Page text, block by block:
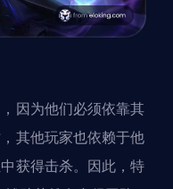
因为他们必须依靠其
其他玩家也依赖于他
获得击杀。因此，特